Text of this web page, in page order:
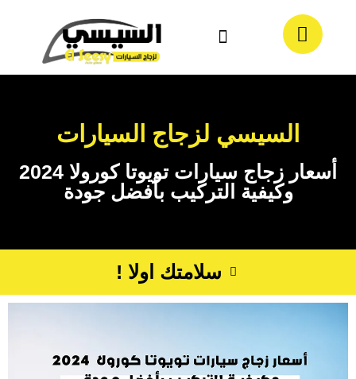
السيسي لزجاج السيارات
أسعار زجاج سيارات تويوتا كورولا 2024
وكيفية التركيب بأفضل جودة
سلامتك اولا !